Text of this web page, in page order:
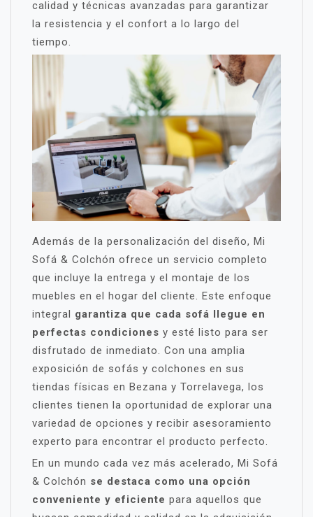
calidad y técnicas avanzadas para garantizar
la resistencia y el confort a lo largo del
tiempo.
Además de la personalización del diseño, Mi
Sofá & Colchón ofrece un servicio completo
que incluye la entrega y el montaje de los
muebles en el hogar del cliente. Este enfoque
integral garantiza que cada sofá llegue en
perfectas condiciones y esté listo para ser
disfrutado de inmediato. Con una amplia
exposición de sofás y colchones en sus
tiendas físicas en Bezana y Torrelavega, los
clientes tienen la oportunidad de explorar una
variedad de opciones y recibir asesoramiento
experto para encontrar el producto perfecto.
En un mundo cada vez más acelerado, Mi Sofá
& Colchón se destaca como una opción
conveniente y eficiente para aquellos que